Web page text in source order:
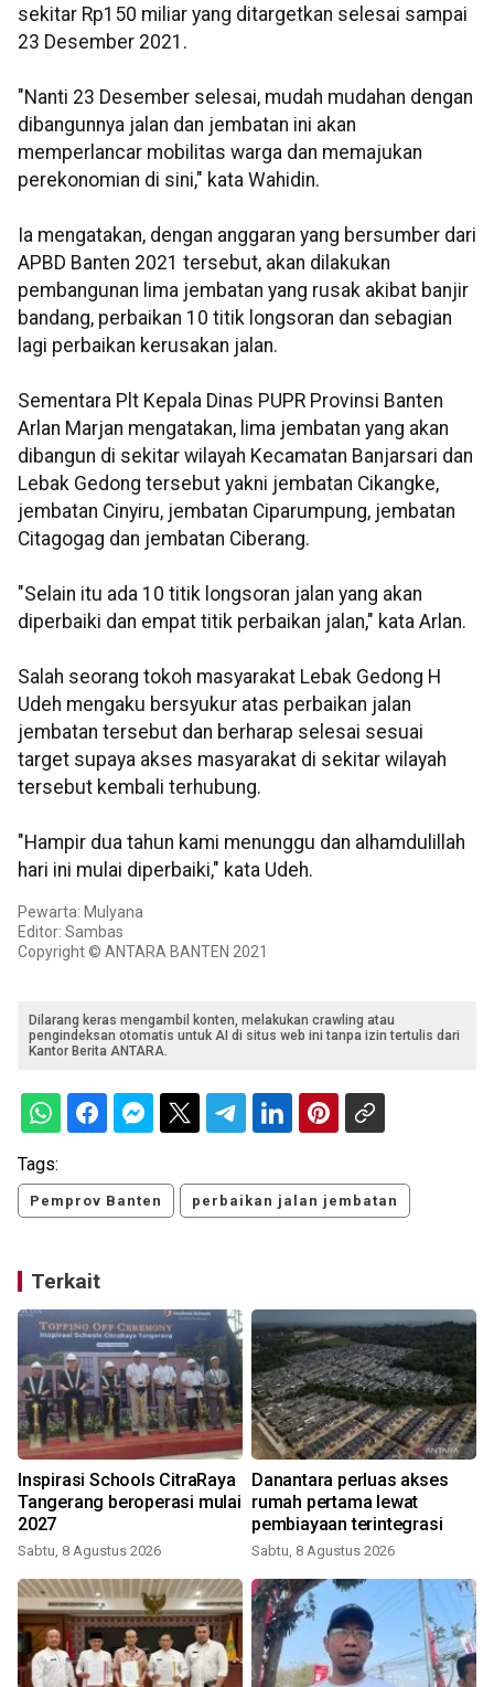
sekitar Rp150 miliar yang ditargetkan selesai sampai
23 Desember 2021.
"Nanti 23 Desember selesai, mudah mudahan dengan
dibangunnya jalan dan jembatan ini akan
memperlancar mobilitas warga dan memajukan
perekonomian di sini," kata Wahidin.
Ia mengatakan, dengan anggaran yang bersumber dari
APBD Banten 2021 tersebut, akan dilakukan
pembangunan lima jembatan yang rusak akibat banjir
bandang, perbaikan 10 titik longsoran dan sebagian
lagi perbaikan kerusakan jalan.
Sementara Plt Kepala Dinas PUPR Provinsi Banten
Arlan Marjan mengatakan, lima jembatan yang akan
dibangun di sekitar wilayah Kecamatan Banjarsari dan
Lebak Gedong tersebut yakni jembatan Cikangke,
jembatan Cinyiru, jembatan Ciparumpung, jembatan
Citagogag dan jembatan Ciberang.
"Selain itu ada 10 titik longsoran jalan yang akan
diperbaiki dan empat titik perbaikan jalan," kata Arlan.
Salah seorang tokoh masyarakat Lebak Gedong H
Udeh mengaku bersyukur atas perbaikan jalan
jembatan tersebut dan berharap selesai sesuai
target supaya akses masyarakat di sekitar wilayah
tersebut kembali terhubung.
"Hampir dua tahun kami menunggu dan alhamdulillah
hari ini mulai diperbaiki," kata Udeh.
Pewarta: Mulyana
Editor: Sambas
Copyright © ANTARA BANTEN 2021
Dilarang keras mengambil konten, melakukan crawling atau
pengindeksan otomatis untuk AI di situs web ini tanpa izin tertulis dari
Kantor Berita ANTARA.
Tags:
Pemprov Banten perbaikan jalan jembatan
Terkait
Inspirasi Schools CitraRaya
Tangerang beroperasi mulai
2027
Sabtu, 8 Agustus 2026
Danantara perluas akses
rumah pertama lewat
pembiayaan terintegrasi
Sabtu, 8 Agustus 2026